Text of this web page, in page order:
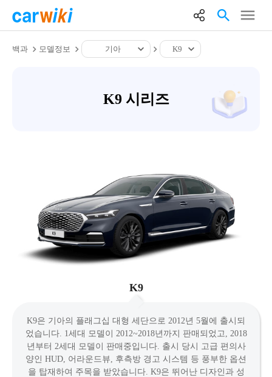
백과 모델정보 기아 K9
K9 시리즈
K9
K9은 기아의 플래그십 대형 세단으로 2012년 5월에 출시되
었습니다. 1세대 모델이 2012~2018년까지 판매되었고, 2018
년부터 2세대 모델이 판매중입니다. 출시 당시 고급 편의사
양인 HUD, 어라운드뷰, 후측방 경고 시스템 등 풍부한 옵션
을 탑재하여 주목을 받았습니다. K9은 뛰어난 디자인과 성